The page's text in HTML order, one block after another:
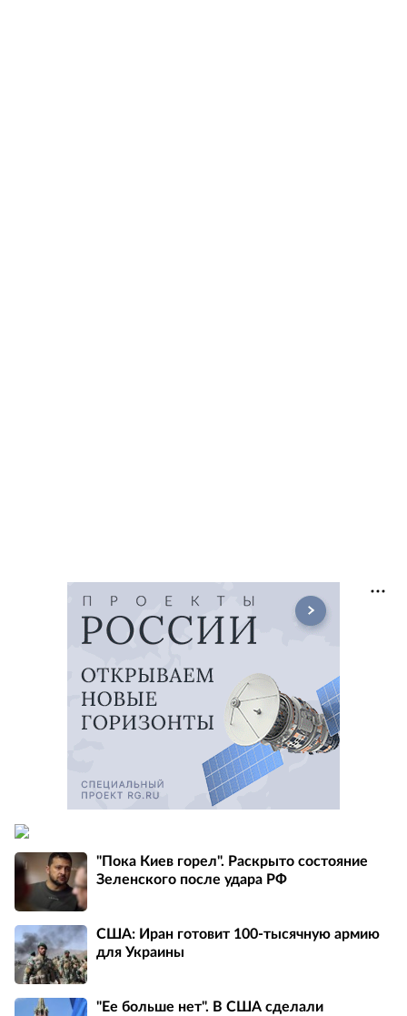
"Пока Киев горел". Раскрыто состояние
Зеленского после удара РФ
США: Иран готовит 100-тысячную армию
для Украины
"Ее больше нет". В США сделали